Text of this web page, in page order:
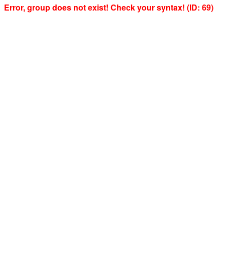
Error, group does not exist! Check your syntax! (ID: 69)